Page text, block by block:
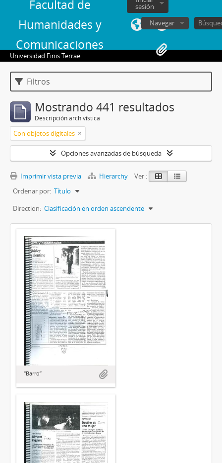
Facultad de
Humanidades y
Comunicaciones
sesión
Navegar
Universidad Finis Terrae
Filtros
Mostrando 441 resultados
Descripción archivística
Con objetos digitales
Opciones avanzadas de búsqueda
Imprimir vista previa Hierarchy
Ver :
Ordenar por: Título
Direction: Clasificación en orden ascendente
“Barro”